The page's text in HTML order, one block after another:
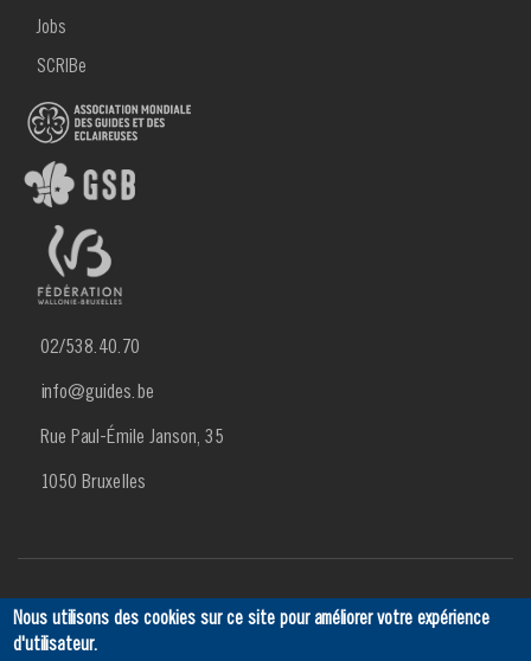
Jobs
SCRIBe
02/538.40.70
info@guides.be
Rue Paul-Émile Janson, 35
1050 Bruxelles
Menu
Actualités Agenda SCRIBe Ancien Contact
Nous utilisons des cookies sur ce site pour améliorer votre expérience
d'utilisateur.